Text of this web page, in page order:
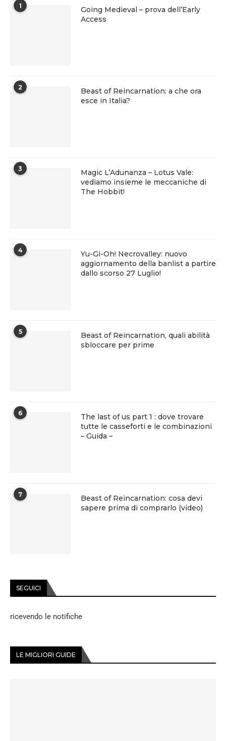
1
Going Medieval – prova dell’Early
Access
2
Beast of Reincarnation: a che ora
esce in Italia?
3
Magic L’Adunanza – Lotus Vale:
vediamo insieme le meccaniche di
The Hobbit!
4
Yu-Gi-Oh! Necrovalley: nuovo
aggiornamento della banlist a partire
dallo scorso 27 Luglio!
5
Beast of Reincarnation, quali abilità
sbloccare per prime
6
The last of us part 1 : dove trovare
tutte le casseforti e le combinazioni
– Guida –
7
Beast of Reincarnation: cosa devi
sapere prima di comprarlo (video)
SEGUICI
ricevendo le notifiche
LE MIGLIORI GUIDE